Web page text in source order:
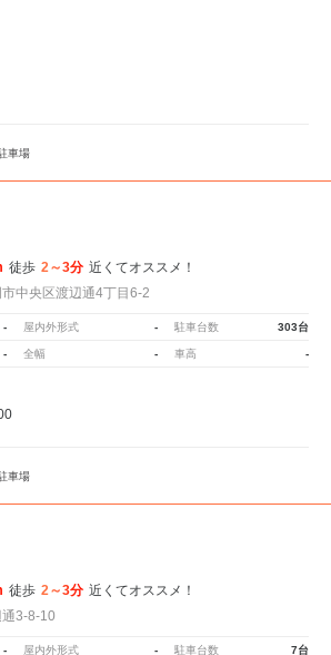
車場
徒歩 2～3分 近くてオススメ！
中央区渡辺通4丁目6-2
- 屋内外形式 - 駐車台数 303台
- 全幅 - 車高 -
車場
徒歩 2～3分 近くてオススメ！
3-8-10
- 屋内外形式 - 駐車台数 7台